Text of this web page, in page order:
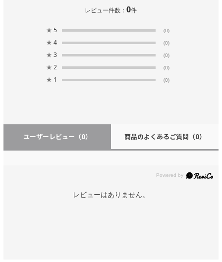
レビュー件数：0件
★ 5 (0)
★ 4 (0)
★ 3 (0)
★ 2 (0)
★ 1 (0)
ユーザーレビュー （0） 商品のよくあるご質問 （0）
レビューはありません。